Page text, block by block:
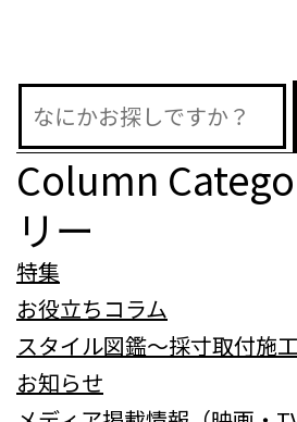
ン
Column
リー
特集
お役立ちコラム
スタイル図鑑～採寸取付施
お知らせ